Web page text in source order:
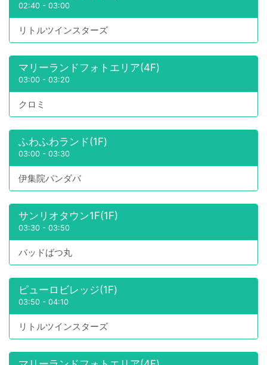
02:40 - 03:00
リトルツインスターズ
マリーランドフォトエリア(4F)
03:00 - 03:20
クロミ
ふわふわランド(1F)
03:00 - 03:30
伊集院パンダバ
サンリオタウン1F(1F)
03:30 - 03:50
バッドばつ丸
ピューロビレッジ(1F)
03:50 - 04:10
リトルツインスターズ